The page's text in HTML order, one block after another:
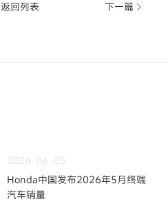
返回列表 下一篇
2026-06-05
Honda中国发布2026年5月终端
汽车销量